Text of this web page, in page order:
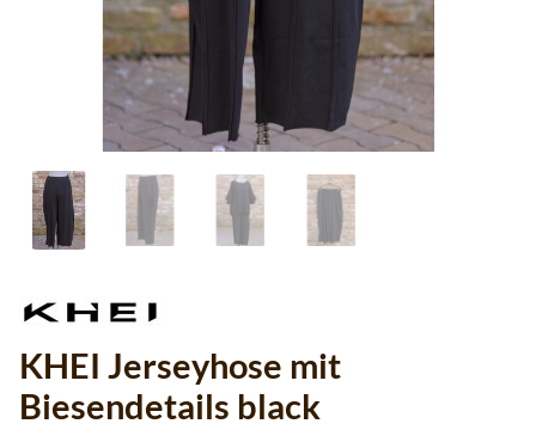
KHEI Jerseyhose mit
Biesendetails black